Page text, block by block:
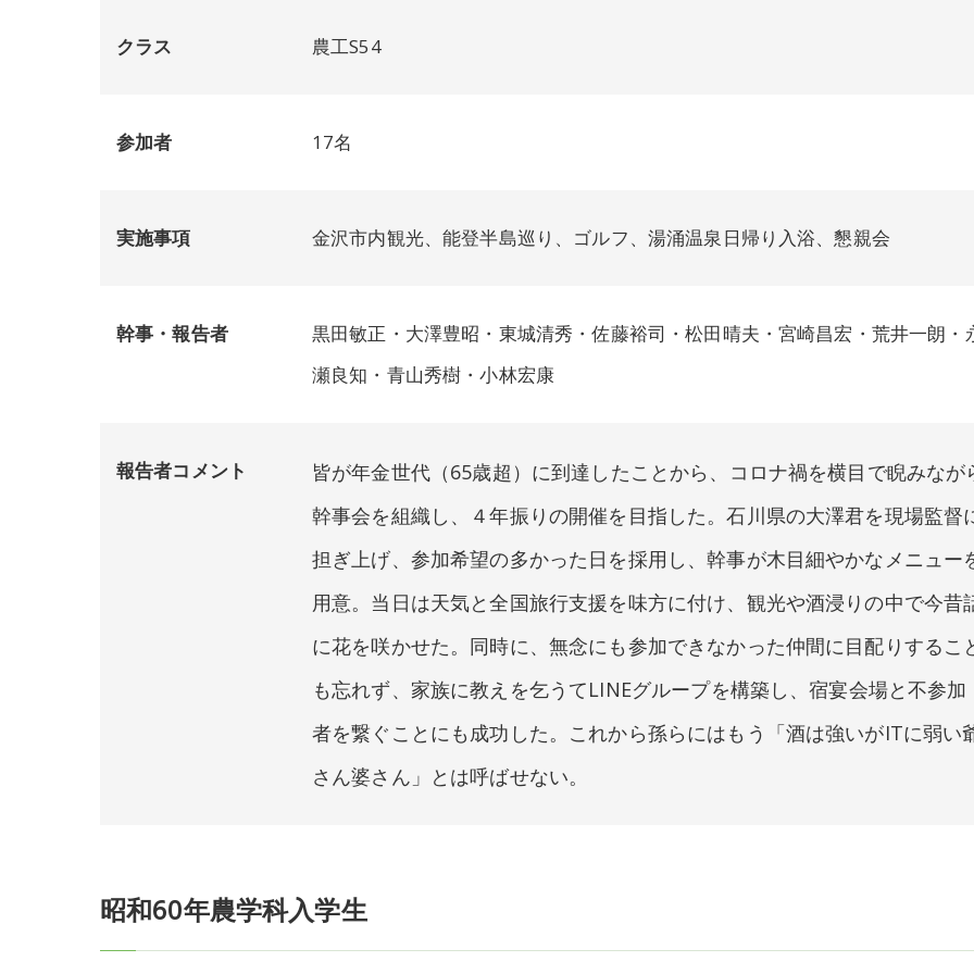
クラス 農工S54
参加者 17名
実施事項 金沢市内観光、能登半島巡り、ゴルフ、湯涌温泉日帰り入浴、懇親会
幹事・報告者
黒田敏正・大澤豊昭・東城清秀・佐藤裕司・松田晴夫・宮崎昌宏・荒井一朗・
瀬良知・青山秀樹・小林宏康
報告者コメント
皆が年金世代（65歳超）に到達したことから、コロナ禍を横目で睨みなが
幹事会を組織し、４年振りの開催を目指した。石川県の大澤君を現場監督
担ぎ上げ、参加希望の多かった日を採用し、幹事が木目細やかなメニュー
用意。当日は天気と全国旅行支援を味方に付け、観光や酒浸りの中で今昔
に花を咲かせた。同時に、無念にも参加できなかった仲間に目配りするこ
も忘れず、家族に教えを乞うてLINEグループを構築し、宿宴会場と不参加
者を繋ぐことにも成功した。これから孫らにはもう「酒は強いがITに弱い
さん婆さん」とは呼ばせない。
昭和60年農学科入学生